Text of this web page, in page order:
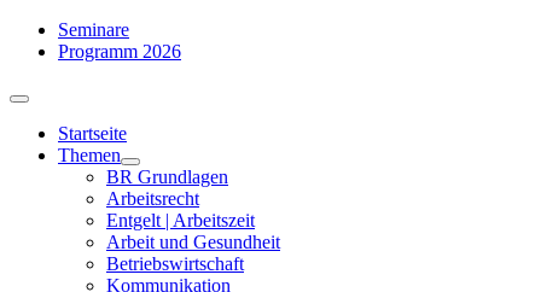
Zum
Inhalt
Seminare
Programm 2026
Toggle
NavigationStartseite
Themen
BR Grundlagen
Arbeits­recht
Entgelt | Arbeitszeit
Arbeit und Gesundheit
Betriebswirtschaft
Kommuni­kation